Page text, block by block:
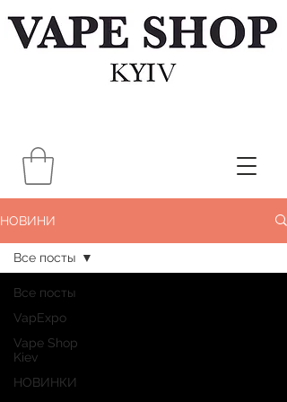
НОВИНИ
Все посты
VapExpo
Vape Shop
Kiev
НОВИНКИ
Все посты